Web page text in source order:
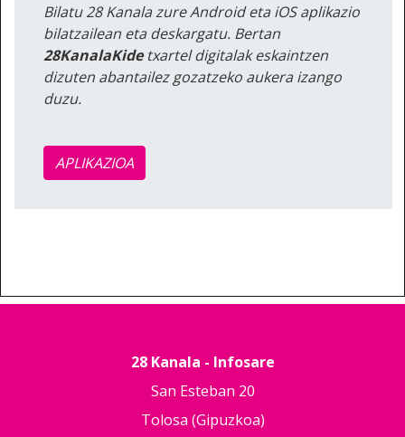
Bilatu 28 Kanala zure Android eta iOS aplikazio
bilatzailean eta deskargatu. Bertan
28KanalaKidetxartel digitalak eskaintzen
dizuten abantailez gozatzeko aukera izango
duzu.
APLIKAZIOA
28 Kanala - Infosare
San Esteban 20
Tolosa (Gipuzkoa)